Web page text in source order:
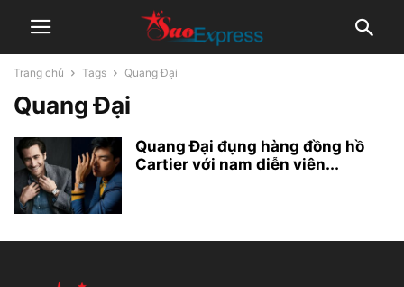
Trang chủ Tags Quang Đại
Quang Đại
Quang Đại đụng hàng đồng hồ
Cartier với nam diễn viên...